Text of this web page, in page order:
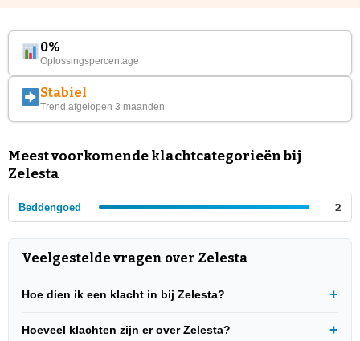
0%
Oplossingspercentage
Stabiel
Trend afgelopen 3 maanden
Meest voorkomende klachtcategorieën bij
Zelesta
Beddengoed 2
Veelgestelde vragen over Zelesta
Hoe dien ik een klacht in bij Zelesta?
Hoeveel klachten zijn er over Zelesta?